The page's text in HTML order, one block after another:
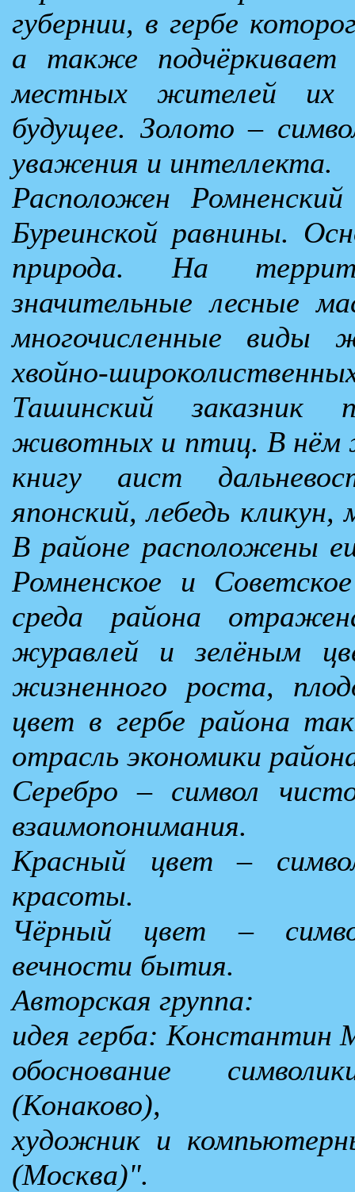
губернии, в гербе
а также подчёркивает
местных жителей их
будущее. Золото –
уважения и интеллекта.
Расположен
Буреинской равнины.
природа. На
значительные лесные
многочисленные
хвойно-
Ташинский заказник
животных и птиц. В нём
книгу аист
японский, лебедь кликун,
В районе расположены
Ромненское и
среда района
журавлей и зелёным
жизненного роста,
цвет в гербе района
отрасль экономики
Серебро – символ
взаимопонимания.
Красный цвет –
красоты.
Чёрный цвет –
вечности бытия.
Авторская группа:
идея герба: Константин
обоснование
(Конаково),
художник и
(Москва)".